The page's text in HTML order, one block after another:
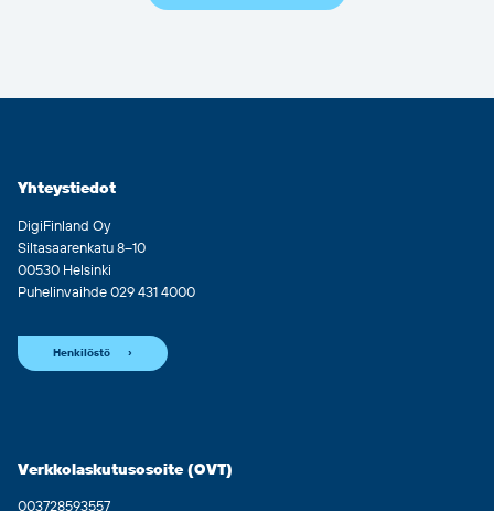
Yhteystiedot
DigiFinland Oy
Siltasaarenkatu 8–10
00530 Helsinki
Puhelinvaihde 029 431 4000
Henkilöstö
Verkkolaskutusosoite (OVT)
003728593557